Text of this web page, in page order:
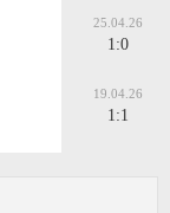
25.04.26
1:0
19.04.26
1:1